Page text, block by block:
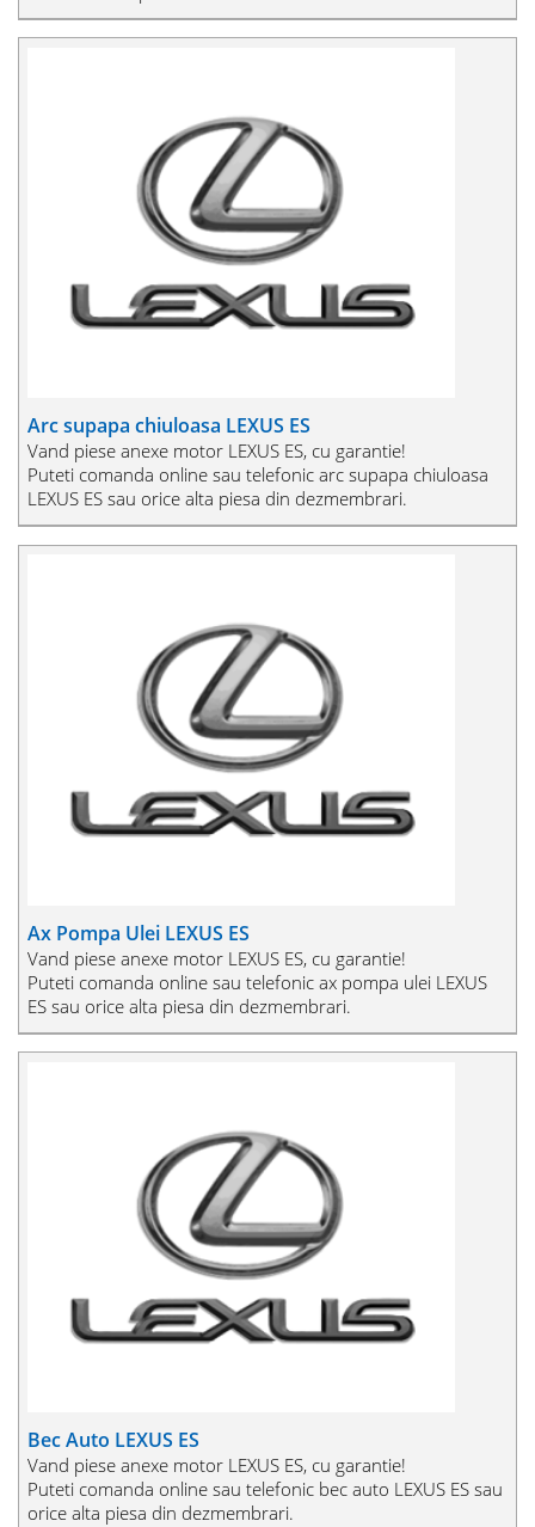
Arc supapa chiuloasa LEXUS ES
Vand piese anexe motor LEXUS ES, cu garantie!
Puteti comanda online sau telefonic arc supapa chiuloasa
LEXUS ES sau orice alta piesa din dezmembrari.
Ax Pompa Ulei LEXUS ES
Vand piese anexe motor LEXUS ES, cu garantie!
Puteti comanda online sau telefonic ax pompa ulei LEXUS
ES sau orice alta piesa din dezmembrari.
Bec Auto LEXUS ES
Vand piese anexe motor LEXUS ES, cu garantie!
Puteti comanda online sau telefonic bec auto LEXUS ES sau
orice alta piesa din dezmembrari.